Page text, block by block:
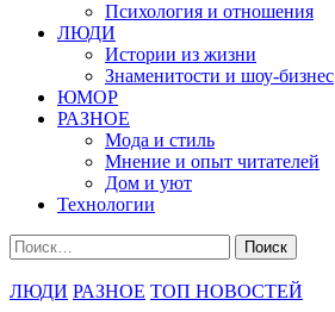
Психология и отношения
ЛЮДИ
Истории из жизни
Знаменитости и шоу-бизнес
ЮМОР
РАЗНОЕ
Мода и стиль
Мнение и опыт читателей
Дом и уют
Технологии
Найти:
ЛЮДИ РАЗНОЕ ТОП НОВОСТЕЙ